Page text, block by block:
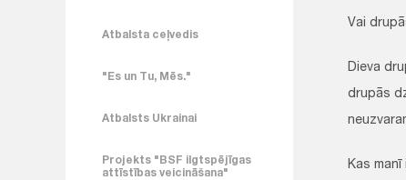
Atbalsta ceļvedis
"Es un Tu, Mēs."
Atbalsts Ukrainai
Projekts "BSF ilgtspējīgas
attīstības veicināšana"
Vai
Dieva
drupās
Kas